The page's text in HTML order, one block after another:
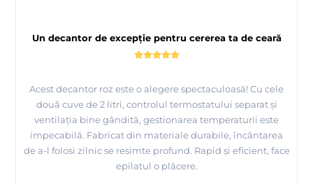
Un decantor de excepție pentru cererea ta de ceară
Acest decantor roz este o alegere spectaculoasă! Cu cele
două cuve de 2 litri, controlul termostatului separat și
ventilația bine gândită, gestionarea temperaturii este
impecabilă. Fabricat din materiale durabile, încântarea
de a-l folosi zilnic se resimte profund. Rapid și eficient, face
epilatul o plăcere.